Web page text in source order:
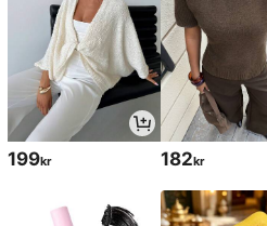
199kr 182kr